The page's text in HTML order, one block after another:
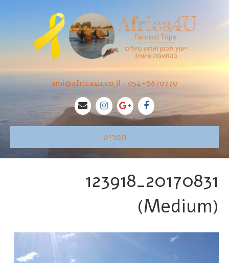
054-6870770
•
ami@africa4u.co.il
תפריט
20170831_123918
(Medium)